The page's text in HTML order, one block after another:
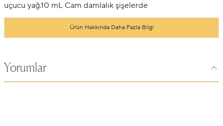
uçucu yağ.10 mL Cam damlalık şişelerde
Ürün Hakkında Daha Fazla Bilgi
Yorumlar